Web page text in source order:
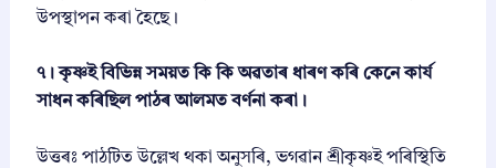
উপস্থাপন কৰা হৈছে।
৭। কৃষ্ণই বিভিন্ন সময়ত কি কি অৱতাৰ ধাৰণ কৰি কেনে কাৰ্য
সাধন কৰিছিল পাঠৰ আলমত বর্ণনা কৰা।
উত্তৰঃ পাঠটিত উল্লেখ থকা অনুসৰি, ভগৱান শ্ৰীকৃষ্ণই পৰিস্থিতি